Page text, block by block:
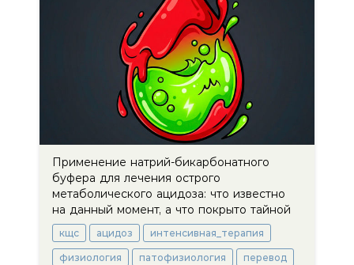
Применение натрий-бикарбонатного
буфера для лечения острого
метаболического ацидоза: что известно
на данный момент, а что покрыто тайной
кщс ацидоз интенсивная_терапия
физиология патофизиология перевод